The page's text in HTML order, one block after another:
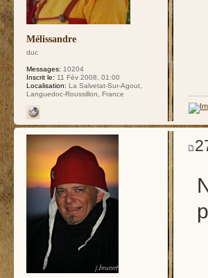
Mélissandre
duc
Messages: 10204
Inscrit le: 11 Fév 2008, 01:00
Localisation: La Salvetat-Sur-Agout,
Languedoc-Roussillon, France